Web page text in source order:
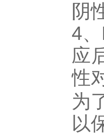
阴
4
应
性
为
以